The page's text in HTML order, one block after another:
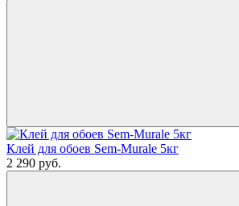
Клей для обоев Sem-Murale 5кг
2 290 руб.